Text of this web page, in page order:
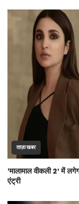
ताज़ा खबर
‘मालामाल वीकली 2’ में
एंट्री